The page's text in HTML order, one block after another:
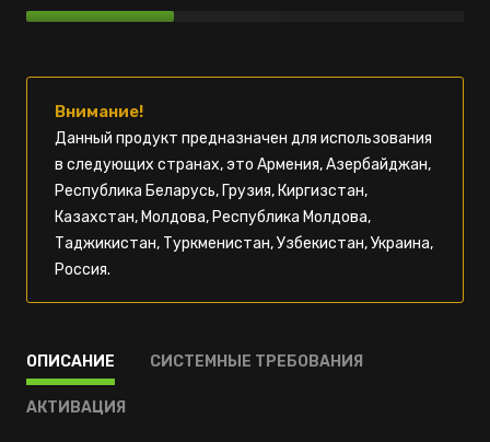
Внимание!
Данный продукт предназначен для использования
в следующих странах, это Армения, Азербайджан,
Республика Беларусь, Грузия, Киргизстан,
Казахстан, Молдова, Республика Молдова,
Таджикистан, Туркменистан, Узбекистан, Украина,
Россия.
ОПИСАНИЕ СИСТЕМНЫЕ ТРЕБОВАНИЯ
АКТИВАЦИЯ